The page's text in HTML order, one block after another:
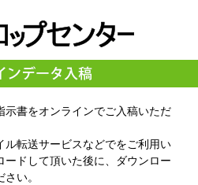
示書をオンラインでご入稿いただ
ル転送サービスなどでをご利用い
ードして頂いた後に、ダウンロー
い。